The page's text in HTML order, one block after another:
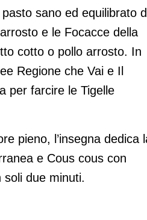
sano ed equilibrato
e le Focacce della
cotto o pollo arrosto. In
Regione che Vai e Il
per farcire le Tigelle
pieno, l’insegna dedica
e Cous cous con
due minuti.